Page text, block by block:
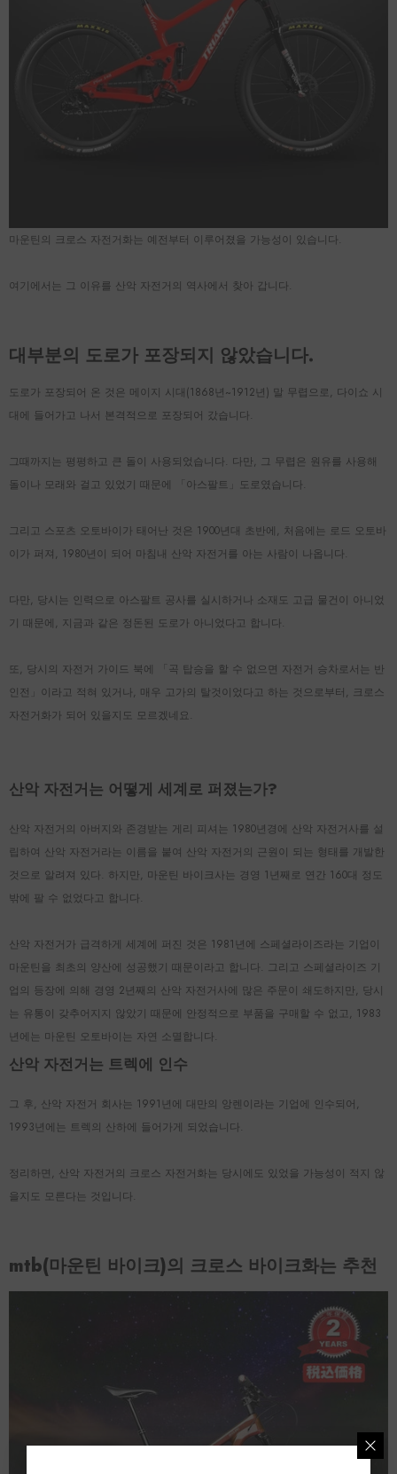
마운틴의 크로스 자전거화는 예전부터 이루어졌을 가능성이 있습니다.
여기에서는 그 이유를 산악 자전거의 역사에서 찾아 갑니다.
대부분의 도로가 포장되지 않았습니다.
도로가 포장되어 온 것은 메이지 시대(1868년~1912년) 말 무렵으로, 다이쇼 시
대에 들어가고 나서 본격적으로 포장되어 갔습니다.
그때까지는 평평하고 큰 돌이 사용되었습니다. 다만, 그 무렵은 원유를 사용해
돌이나 모래와 걸고 있었기 때문에 「아스팔트」도로였습니다.
그리고 스포츠 오토바이가 태어난 것은 1900년대 초반에, 처음에는 로드 오토바
이가 퍼져, 1980년이 되어 마침내 산악 자전거를 아는 사람이 나옵니다.
다만, 당시는 인력으로 아스팔트 공사를 실시하거나 소재도 고급 물건이 아니었
기 때문에, 지금과 같은 정돈된 도로가 아니었다고 합니다.
또, 당시의 자전거 가이드 북에 「곡 탑승을 할 수 없으면 자전거 승차로서는 반
인전」이라고 적혀 있거나, 매우 고가의 탈것이었다고 하는 것으로부터, 크로스
자전거화가 되어 있을지도 모르겠네요.
산악 자전거는 어떻게 세계로 퍼졌는가?
산악 자전거의 아버지와 존경받는 게리 피셔는 1980년경에 산악 자전거사를 설
립하여 산악 자전거라는 이름을 붙여 산악 자전거의 근원이 되는 형태를 개발한
것으로 알려져 있다. 하지만, 마운틴 바이크사는 경영 1년째로 연간 160대 정도
밖에 팔 수 없었다고 합니다.
산악 자전거가 급격하게 세계에 퍼진 것은 1981년에 스페셜라이즈라는 기업이
마운틴을 최초의 양산에 성공했기 때문이라고 합니다. 그리고 스페셜라이즈 기
업의 등장에 의해 경영 2년째의 산악 자전거사에 많은 주문이 쇄도하지만, 당시
는 유통이 갖추어지지 않았기 때문에 안정적으로 부품을 구매할 수 없고, 1983
년에는 마운틴 오토바이는 자연 소멸합니다.
산악 자전거는 트렉에 인수
그 후, 산악 자전거 회사는 1991년에 대만의 앙렌이라는 기업에 인수되어,
1993년에는 트렉의 산하에 들어가게 되었습니다.
정리하면, 산악 자전거의 크로스 자전거화는 당시에도 있었을 가능성이 적지 않
을지도 모른다는 것입니다.
mtb(마운틴 바이크)의 크로스 바이크화는 추천